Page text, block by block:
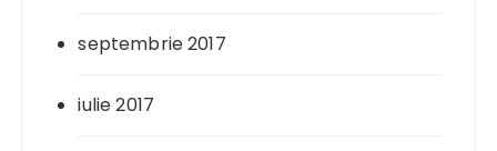
septembrie 2017
iulie 2017